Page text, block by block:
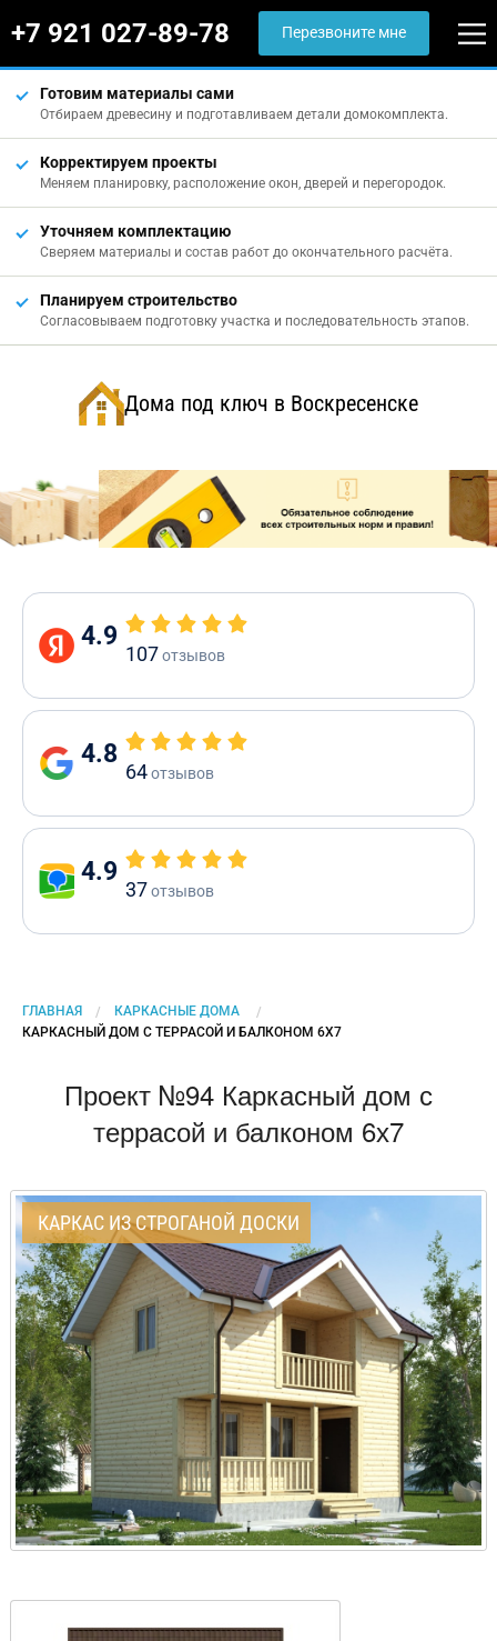
+7 921 027-89-78 Перезвоните мне
Готовим материалы сами
Отбираем древесину и подготавливаем детали домокомплекта.
Корректируем проекты
Меняем планировку, расположение окон, дверей и перегородок.
Уточняем комплектацию
Сверяем материалы и состав работ до окончательного расчёта.
Планируем строительство
Согласовываем подготовку участка и последовательность этапов.
Дома под ключ в Воскресенске
4.9
107отзывов
4.8
64отзывов
4.9
37отзывов
ГЛАВНАЯ
КАРКАСНЫЕ ДОМА
CURRENT:
КАРКАСНЫЙ ДОМ С ТЕРРАСОЙ И БАЛКОНОМ 6Х7
Проект №94 Каркасный дом с
террасой и балконом 6х7
КАРКАС ИЗ СТРОГАНОЙ ДОСКИ